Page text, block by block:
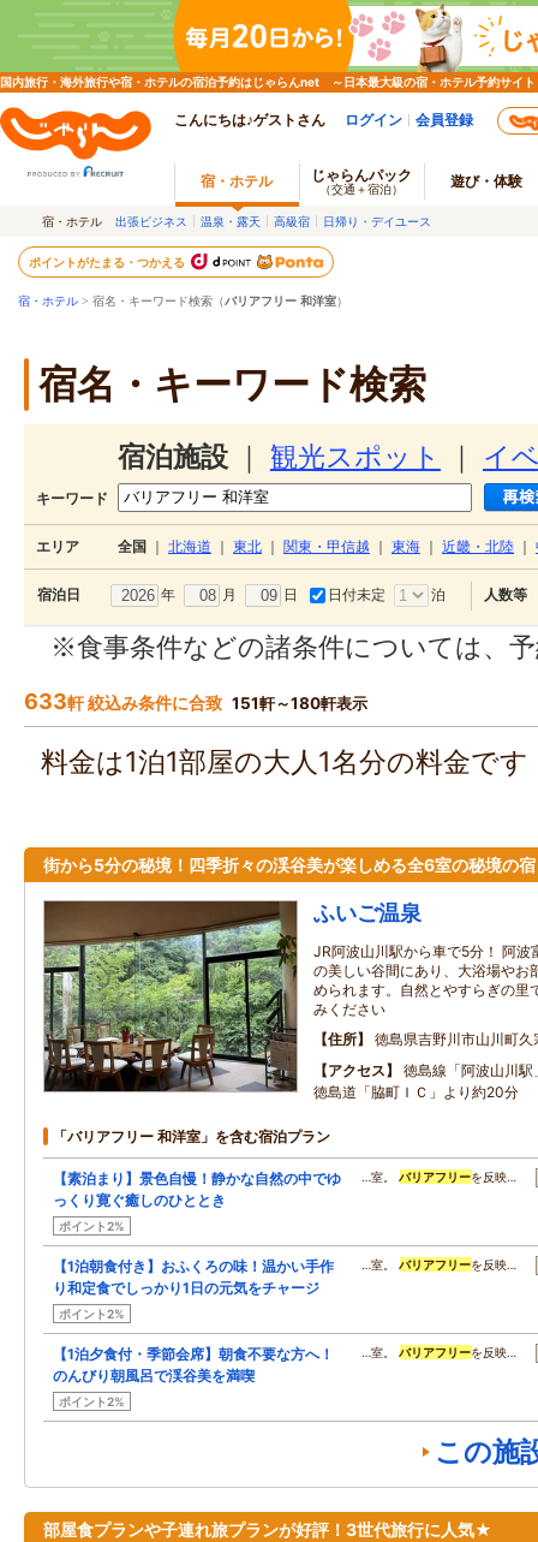
国内旅行・海外旅行や宿・ホテルの宿泊予約はじゃらんnet ～日本最大級の宿・ホテル予約サイト
こんにちは♪ゲストさん ログイン 会員登録
宿・ホテル じゃらんパック
（交通＋宿泊） 遊び・体験
宿・ホテル 出張ビジネス 温泉・露天 高級宿 日帰り・デイユース
ポイントがたまる・つかえる
宿・ホテル > 宿名・キーワード検索（バリアフリー 和洋室）
宿名・キーワード検索
宿泊施設 観光スポット イ
キーワード
エリア 全国 北海道 東北 関東・甲信越 東海 近畿・北陸
宿泊日 年 月 日 日付未定 泊 人数等
※食事条件などの諸条件については、
633軒 絞込み条件に合致 151軒～180軒表示
料金は1泊1部屋の大人1名分の料金で
街から5分の秘境！四季折々の渓谷美が楽しめる全6室の秘境の宿
ふいご温泉
JR阿波山川駅から車で5分！ 阿波
の美しい谷間にあり、大浴場やお
められます。自然とやすらぎの里
みください
住所
徳島県吉野川市山川町久
アクセス
徳島線「阿波山川
徳島道「脇町ＩＣ」より約20分
「バリアフリー 和洋室」を含む宿泊プラン
【素泊まり】景色自慢！静かな自然の中でゆ
っくり寛ぐ癒しのひととき
ポイント2%
…室。バリアフリーを反映…
【1泊朝食付き】おふくろの味！温かい手作
り和定食でしっかり1日の元気をチャージ
ポイント2%
…室。バリアフリーを反映…
【1泊夕食付・季節会席】朝食不要な方へ！
のんびり朝風呂で渓谷美を満喫
ポイント2%
…室。バリアフリーを反映…
この施
部屋食プランや子連れ旅プランが好評！3世代旅行に人気★